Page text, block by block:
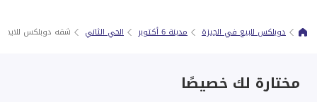
دوبلكس للبيع في الجيزة مدينة 6 أكتوبر الحي الثاني شقه دوبلكس للايجار 6 اكتوبر الحي الثاني
مختارة لك خصيصًا